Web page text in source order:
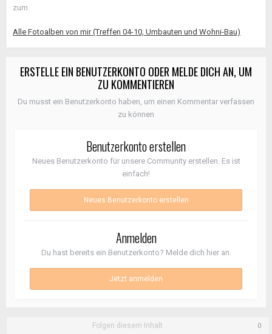
zum
Alle Fotoalben von mir (Treffen 04-10, Umbauten und Wohni-Bau)
ERSTELLE EIN BENUTZERKONTO ODER MELDE DICH AN, UM
ZU KOMMENTIEREN
Du musst ein Benutzerkonto haben, um einen Kommentar verfassen
zu können
Benutzerkonto erstellen
Neues Benutzerkonto für unsere Community erstellen. Es ist
einfach!
Neues Benutzerkonto erstellen
Anmelden
Du hast bereits ein Benutzerkonto? Melde dich hier an.
Jetzt anmelden
Folgen diesem Inhalt 0